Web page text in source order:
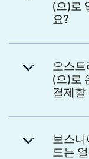
(으)로
요?
오스
(으)로
결제할
보스
도는